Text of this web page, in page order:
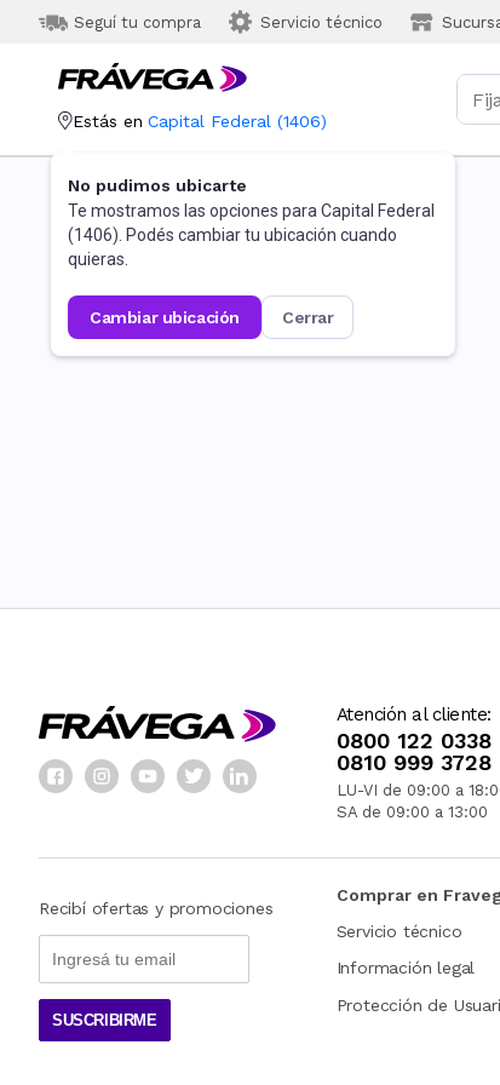
Seguí tu compra Servicio técnico
Estás en Capital Federal (1406)
No pudimos ubicarte
Te mostramos las opciones para Capital Federal
(1406). Podés cambiar tu ubicación cuando
quieras.
cambiar ubicación cerrar
Atención al cliente:
0800 122 0338
0810 999 3728
LU-VI de 09:00 a
SA de 09:00 a 13:00
Recibí ofertas y promociones
SUSCRIBIRME
Comprar en
Servicio técnico
Información legal
Protección de